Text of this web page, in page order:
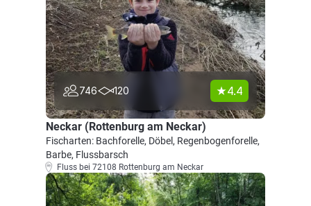
746 120 4.4
Neckar (Rottenburg am Neckar)
Fischarten: Bachforelle, Döbel, Regenbogenforelle,
Barbe, Flussbarsch
Fluss bei 72108 Rottenburg am Neckar